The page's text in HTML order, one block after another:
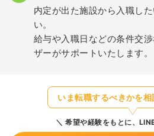
内定が出た施設から入職し
い。
給与や入職日などの条件交
ザーがサポートいたします。
いま転職するべきかを
希望や経験をもとに、